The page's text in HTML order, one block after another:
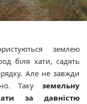
землею
біля хати, садять
Але не завжди
Таку земельну
за давністю